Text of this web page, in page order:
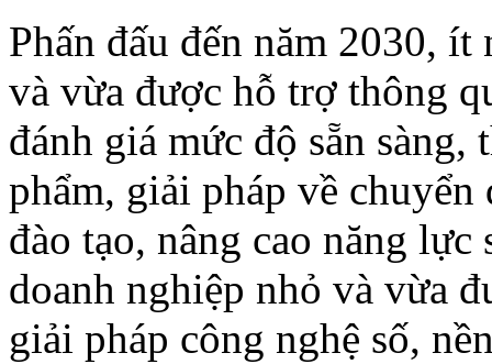
Phấn đấu đến năm 2030,
và vừa được hỗ trợ thông
đánh giá mức độ sẵn
phẩm, giải pháp về
đào tạo, nâng cao năng
doanh nghiệp nhỏ và vừa
giải pháp công nghệ số,